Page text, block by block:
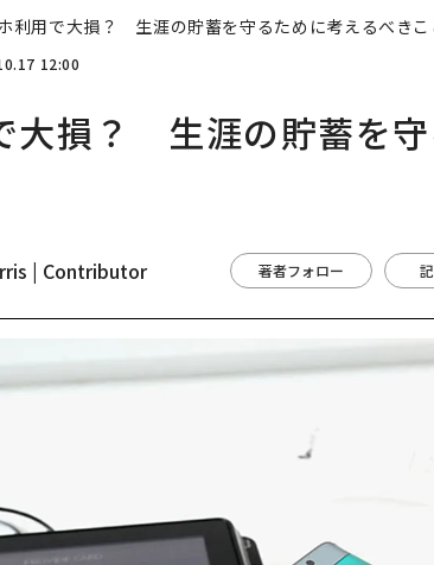
利用で大損？ 生涯の貯蓄を守るために考えるべきこ
12:00
大損？ 生涯の貯蓄を
| Contributor 著者フォロー